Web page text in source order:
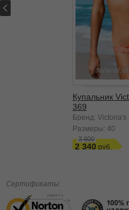
Купальник
369
Бренд: Victoria's
Размеры: 40
3 900
2 340
Сертификаты: